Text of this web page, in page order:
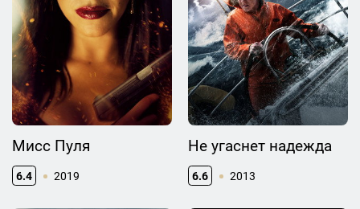
Мисс Пуля
6.4 2019
Не угаснет надежда
6.6 2013